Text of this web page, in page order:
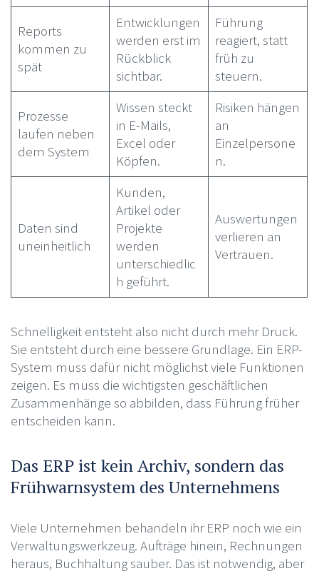
Reports
kommen zu
spät
Entwicklungen
werden erst im
Rückblick
sichtbar.
Führung
reagiert, statt
früh zu
steuern.
Prozesse
laufen neben
dem System
Wissen steckt
in E-Mails,
Excel oder
Köpfen.
Risiken hängen
an
Einzelpersone
n.
Daten sind
uneinheitlich
Kunden,
Artikel oder
Projekte
werden
unterschiedlic
h geführt.
Auswertungen
verlieren an
Vertrauen.
Schnelligkeit entsteht also nicht durch mehr Druck.
Sie entsteht durch eine bessere Grundlage. Ein ERP-
System muss dafür nicht möglichst viele Funktionen
zeigen. Es muss die wichtigsten geschäftlichen
Zusammenhänge so abbilden, dass Führung früher
entscheiden kann.
Das ERP ist kein Archiv, sondern das
Frühwarnsystem des Unternehmens
Viele Unternehmen behandeln ihr ERP noch wie ein
Verwaltungswerkzeug. Aufträge hinein, Rechnungen
heraus, Buchhaltung sauber. Das ist notwendig, aber